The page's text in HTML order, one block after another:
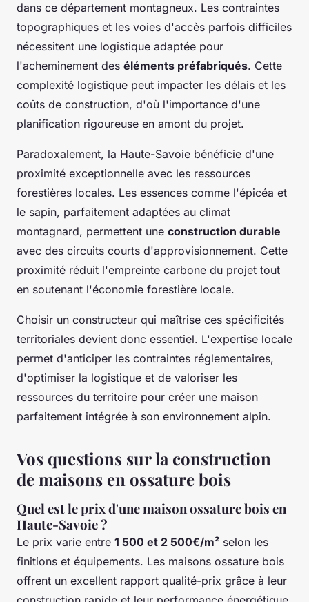
dans ce département montagneux. Les contraintes
topographiques et les voies d'accès parfois difficiles
nécessitent une logistique adaptée pour
l'acheminement des éléments préfabriqués. Cette
complexité logistique peut impacter les délais et les
coûts de construction, d'où l'importance d'une
planification rigoureuse en amont du projet.
Paradoxalement, la Haute-Savoie bénéficie d'une
proximité exceptionnelle avec les ressources
forestières locales. Les essences comme l'épicéa et
le sapin, parfaitement adaptées au climat
montagnard, permettent une construction durable
avec des circuits courts d'approvisionnement. Cette
proximité réduit l'empreinte carbone du projet tout
en soutenant l'économie forestière locale.
Choisir un constructeur qui maîtrise ces spécificités
territoriales devient donc essentiel. L'expertise locale
permet d'anticiper les contraintes réglementaires,
d'optimiser la logistique et de valoriser les
ressources du territoire pour créer une maison
parfaitement intégrée à son environnement alpin.
Vos questions sur la construction
de maisons en ossature bois
Quel est le prix d'une maison ossature bois en
Haute-Savoie ?
Le prix varie entre 1 500 et 2 500€/m² selon les
finitions et équipements. Les maisons ossature bois
offrent un excellent rapport qualité-prix grâce à leur